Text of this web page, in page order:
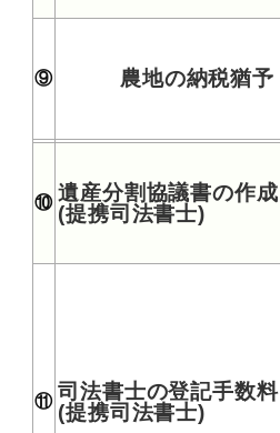
⑨ 農地の納税猶予
⑩ 遺産分割協議書の作成
(提携司法書士)
⑪ 司法書士の登記手数料
(提携司法書士)